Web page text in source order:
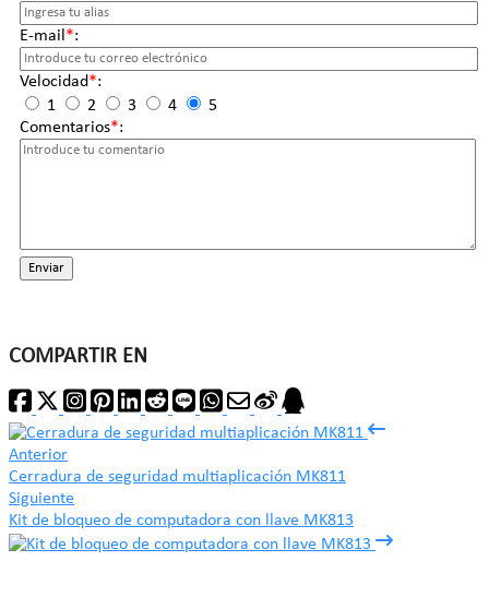
E-mail *:
Velocidad*:
1
2 3 4
5
Comentarios*:
Enviar
COMPARTIR EN
Anterior
Cerradura de seguridad multiaplicación MK811
Siguiente
Kit de bloqueo de computadora con llave MK813